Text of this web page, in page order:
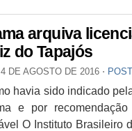
arquiva
do Tapajós
4 DE AGOSTO DE 2016 ⋅
havia sido indicado
e por
O Instituto Brasileiro